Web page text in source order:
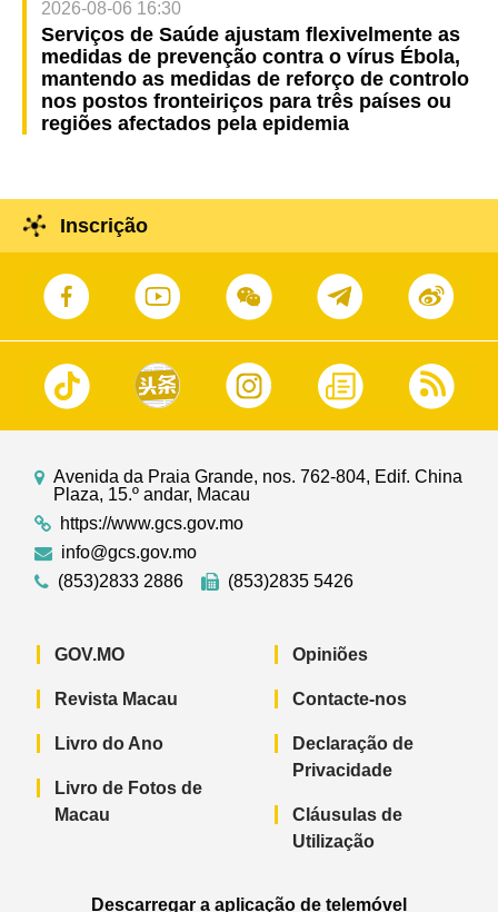
2026-08-06 16:30
Serviços de Saúde ajustam flexivelmente as
medidas de prevenção contra o vírus Ébola,
mantendo as medidas de reforço de controlo
nos postos fronteiriços para três países ou
regiões afectados pela epidemia
Inscrição
Avenida da Praia Grande, nos. 762-804, Edif. China
Plaza, 15.º andar, Macau
https://www.gcs.gov.mo
info@gcs.gov.mo
(853)2833 2886
(853)2835 5426
GOV.MO
Revista Macau
Livro do Ano
Livro de Fotos de
Macau
Opiniões
Contacte-nos
Declaração de
Privacidade
Cláusulas de
Utilização
Descarregar a aplicação de telemóvel